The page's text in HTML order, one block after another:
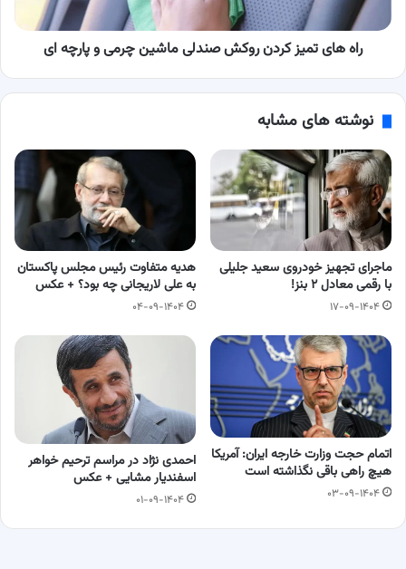
و
راه های تمیز کردن روکش صندلی ماشین چرمی و پارچه ای
نوشته های مشابه
ماجرای تجهیز خودروی سعید جلیلی
با رقمی معادل ۲ بنز!
۱۷-۰۹-۱۴۰۴
هدیه متفاوت رئیس مجلس پاکستان
به علی لاریجانی چه بود؟ + عکس
۰۴-۰۹-۱۴۰۴
اتمام حجت وزارت خارجه ایران: آمریکا
هیچ راهی باقی نگذاشته است
۰۳-۰۹-۱۴۰۴
احمدی نژاد در مراسم ترحیم خواهر
اسفندیار مشایی + عکس
۰۱-۰۹-۱۴۰۴